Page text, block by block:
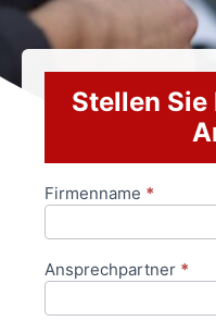
Stellen
Anfrageformular
Firmenname *
Ansprechpartner *